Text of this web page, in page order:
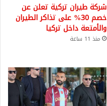
شركة طيران تركية تعلن عن
خصم 30% على تذاكر الطيران
والأمتعة داخل تركيا
منذ 11 ساعة